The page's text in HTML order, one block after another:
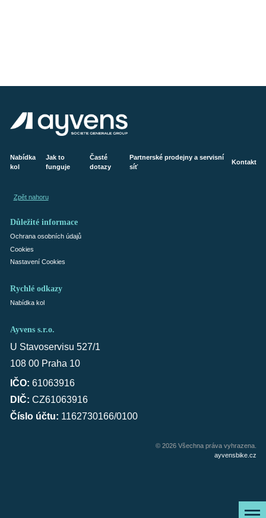
Nabídka
kol
Jak to
funguje
Časté
dotazy
Partnerské prodejny a servisní
síť
Kontakt
Zpět nahoru
Důležité informace
Ochrana osobních údajů
Cookies
Nastavení Cookies
Rychlé odkazy
Nabídka kol
Ayvens s.r.o.
U Stavoservisu 527/1
108 00 Praha 10
IČO: 61063916
DIČ: CZ61063916
Číslo účtu: 1162730166/0100
© 2026 Všechna práva vyhrazena.
ayvensbike.cz